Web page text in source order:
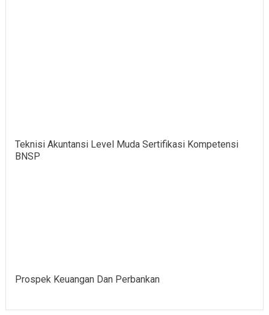
Teknisi Akuntansi Level Muda Sertifikasi Kompetensi
BNSP
Prospek Keuangan Dan Perbankan